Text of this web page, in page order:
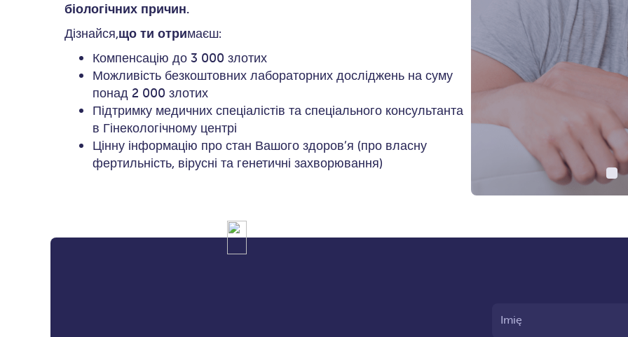
біологічних причин.
Дізнайся,що ти отримаєш:
Компенсацію до 3 000 злотих
Можливість безкоштовних лабораторних досліджень на суму
понад 2 000 злотих
Підтримку медичних спеціалістів та спеціального консультанта
в Гінекологічному центрі
Цінну інформацію про стан Вашого здоров’я (про власну
фертильність, вірусні та генетичні захворювання)
Imię